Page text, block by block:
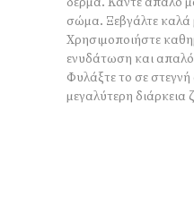
σώμα. Ξεβγάλτε καλά
Χρησιμοποιήστε
ενυδάτωση και
Φυλάξτε το σε
μεγαλύτερη διάρκεια